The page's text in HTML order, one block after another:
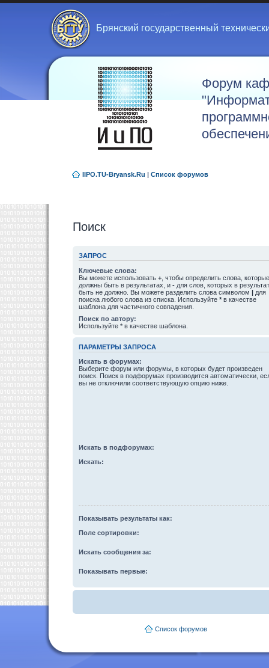
Брянский государственный
Форум
IIPO.TU-Bryansk.Ru | Список форумов
Поиск
ЗАПРОС
Ключевые слова:
Вы можете использовать + , чтобы определить слова, которые
должны быть в результатах, и - для слов, которых в
быть не должно. Вы можете разделить слова символом | для
поиска любого слова из списка. Используйте * в качестве
шаблона для частичного совпадения.
Поиск по автору:
Используйте * в качестве шаблона.
ПАРАМЕТРЫ ЗАПРОСА
Искать в форумах:
Выберите форум или форумы, в которых будет произведен
поиск. Поиск в подфорумах производится автоматически,
вы не отключили соответствующую опцию ниже.
Искать в подфорумах:
Искать:
Показывать результаты как:
Поле сортировки:
Искать сообщения за:
Показывать первые:
Список форумов